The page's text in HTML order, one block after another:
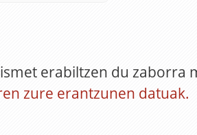
erabiltzen du zaborra
zure erantzunen datuak.